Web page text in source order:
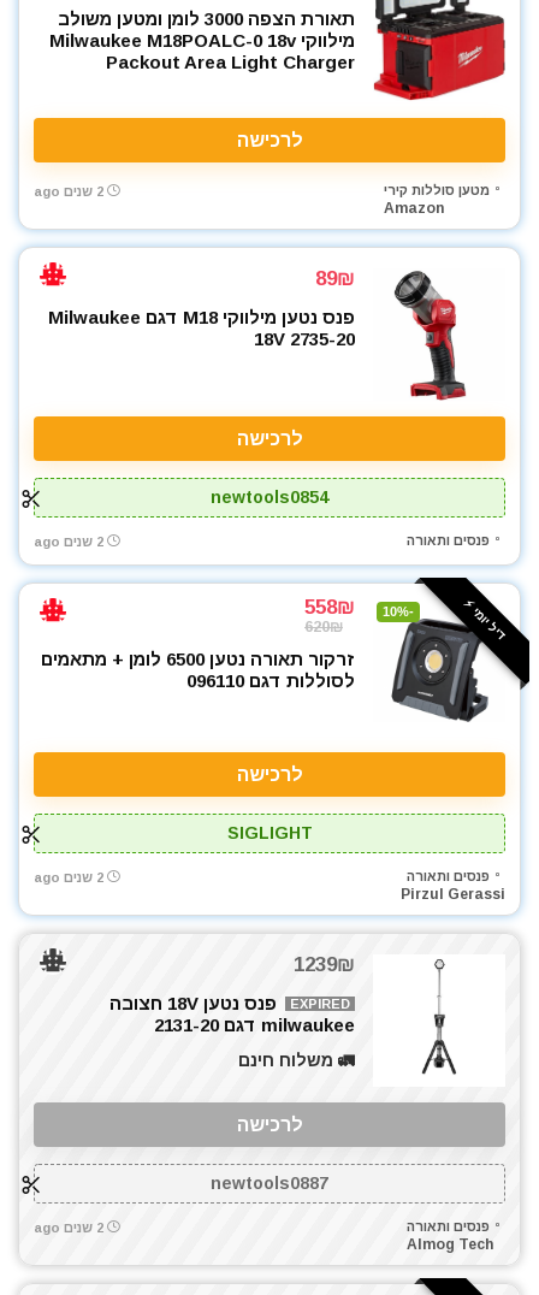
תאורת הצפה 3000 לומן ומטען משולב
מילווקי Milwaukee M18POALC-0 18v
Packout Area Light Charger
לרכישה
מטען סוללות קירי
Amazon
2 שנים ago
89₪
פנס נטען מילווקי M18 דגם Milwaukee
18V 2735-20
לרכישה
newtools0854
פנסים ותאורה 2 שנים ago
דיל יומי ⚡️ -10%
558₪
620₪
זרקור תאורה נטען 6500 לומן + מתאמים
לסוללות דגם 096110
לרכישה
SIGLIGHT
פנסים ותאורה
Pirzul Gerassi
2 שנים ago
1239₪
EXPIRED
פנס נטען 18V חצובה
milwaukee דגם 2131-20
🚛 משלוח חינם
לרכישה
newtools0887
פנסים ותאורה
Almog Tech
2 שנים ago